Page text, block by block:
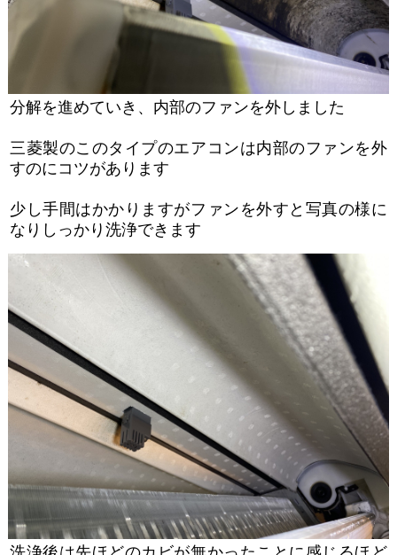
分解を進めていき、内部のファンを外しました
三菱製のこのタイプのエアコンは内部のファンを外
すのにコツがあります
少し手間はかかりますがファンを外すと写真の様に
なりしっかり洗浄できます